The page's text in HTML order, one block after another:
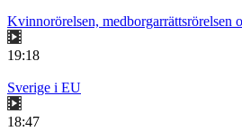
Kvinnorörelsen, medborgarrättsrörelsen
19:18
Sverige i EU
18:47